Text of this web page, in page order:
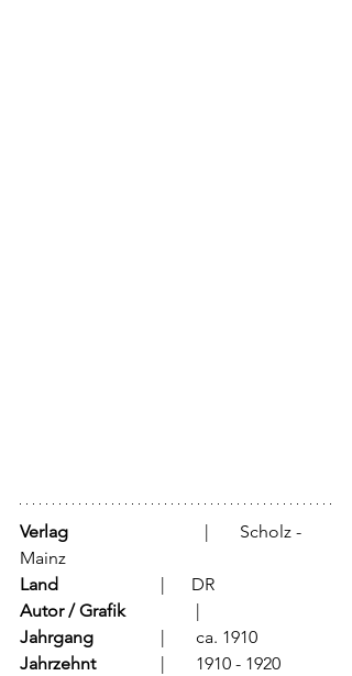
Verlag
Mainz
Land
			  |      DR
Autor / Grafik
Jahrgang
		  |	ca. 1910
Jahrzehnt
		  |	1910 - 1920